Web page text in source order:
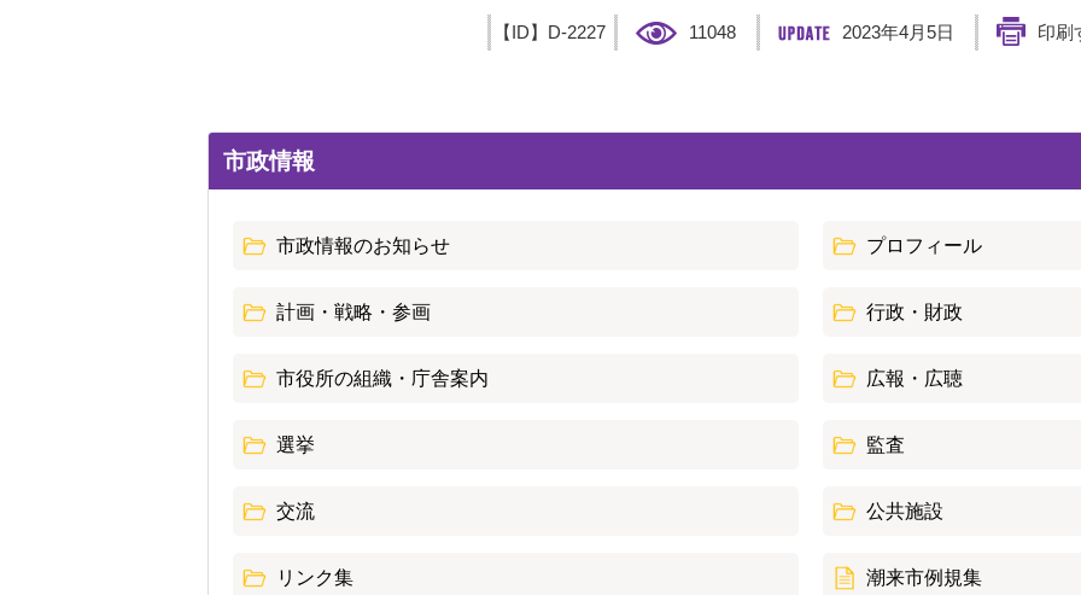
【ID】 D-2227 11048 2023年4月5日 印刷
市政情報
市政情報のお知らせ プロフィール
計画・戦略・参画 行政・財政
市役所の組織・庁舎案内 広報・広聴
選挙 監査
交流 公共施設
リンク集 潮来市例規集